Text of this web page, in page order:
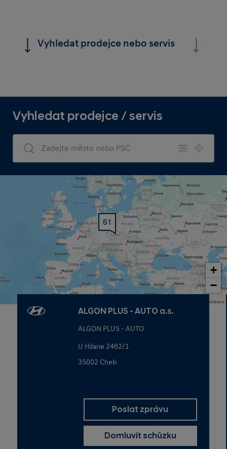
Vyhledat prodejce nebo servis
61
+
−
Map data © OpenStreetMap contributors
Vyhledat prodejce / servis
Dealers Search
ALGON PLUS - AUTO a.s.
ALGON PLUS - AUTO
U Hilarie 2462/1
35002 Cheb
Poslat zprávu
Domluvit schůzku